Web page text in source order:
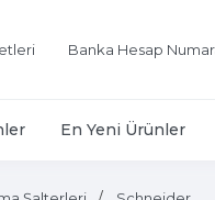
Banka Hesap
En Yeni Ürünler